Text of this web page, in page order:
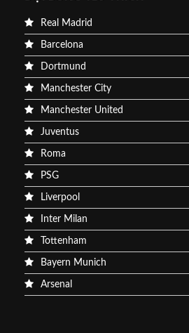
Real Madrid
Barcelona
Dortmund
Manchester City
Manchester United
Juventus
Roma
PSG
Liverpool
Inter Milan
Tottenham
Bayern Munich
Arsenal